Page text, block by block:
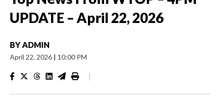
UPDATE – April 22, 2026
BYADMIN
April 22, 2026 | 10:00 PM
|